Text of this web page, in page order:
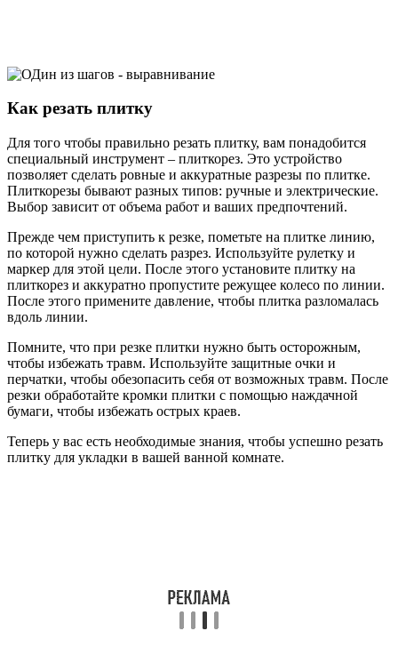
Как резать плитку
Для того чтобы правильно резать плитку, вам понадобится
специальный инструмент – плиткорез. Это устройство
позволяет сделать ровные и аккуратные разрезы по плитке.
Плиткорезы бывают разных типов: ручные и электрические.
Выбор зависит от объема работ и ваших предпочтений.
Прежде чем приступить к резке, пометьте на плитке линию,
по которой нужно сделать разрез. Используйте рулетку и
маркер для этой цели. После этого установите плитку на
плиткорез и аккуратно пропустите режущее колесо по линии.
После этого примените давление, чтобы плитка разломалась
вдоль линии.
Помните, что при резке плитки нужно быть осторожным,
чтобы избежать травм. Используйте защитные очки и
перчатки, чтобы обезопасить себя от возможных травм. После
резки обработайте кромки плитки с помощью наждачной
бумаги, чтобы избежать острых краев.
Теперь у вас есть необходимые знания, чтобы успешно резать
плитку для укладки в вашей ванной комнате.